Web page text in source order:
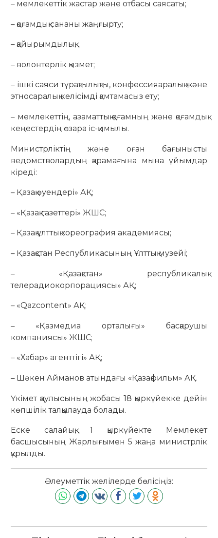
– мемлекеттік жастар және отбасы саясаты;
– қоғамдық сананы жаңғырту;
– қайырымдылық;
– волонтерлік қызмет;
– ішкі саяси тұрақтылықты, конфессияаралық және
этносаралық келісімді қамтамасыз ету;
– мемлекеттің, азаматтық қоғамның және қоғамдық
кеңестердің өзара іс-қимылы.
Министрліктің және оған бағынысты
ведомстволардың қарамағына мына ұйымдар
кіреді:
– Қазақ әуендері» АҚ;
– «Қазақ газеттері» ЖШС;
– Қазақ ұлттық хореография академиясы;
– Қазақстан Республикасының Ұлттық музейі;
– «Қазақстан» республикалық
телерадиокорпорациясы» АҚ;
– «Qazcontent» АҚ;
– «Қазмедиа орталығы» басқарушы
компаниясы» ЖШС;
– «Хабар» агенттігі» АҚ;
– Шәкен Айманов атындағы «Қазақфильм» АҚ.
Үкімет қаулысының жобасы 18 қыркүйекке дейін
көпшілік талқылауда болады.
Еске салайық, 1 қыркүйекте Мемлекет
басшысының Жарлығымен 5 жаңа министрлік
құрылды.
Әлеуметтік желілерде бөлісіңіз: